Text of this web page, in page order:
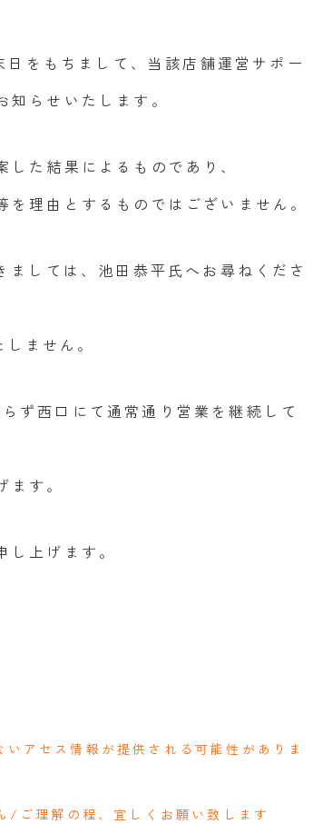
をもちまして、当該店舗運営サポー
らせいたします。
た結果によるものであり、
理由とするものではございません。
しては、池田恭平氏へお尋ねくださ
ません。
ず西口にて通常通り営業を継続して
す。
上げます。
アセス情報が提供される可能性がありま
ご理解の程、宜しくお願い致します